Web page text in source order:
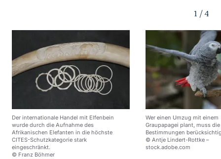
1 / 4
Der internationale Handel mit Elfenbein
wurde durch die Aufnahme des
Afrikanischen Elefanten in die höchste
CITES-Schutzkategorie stark
eingeschränkt.
© Franz Böhmer
Wer einen Umzug mit einem
Graupapagei plant, muss die
Bestimmungen
© Antje Lindert-Rottke –
stock.adobe.com